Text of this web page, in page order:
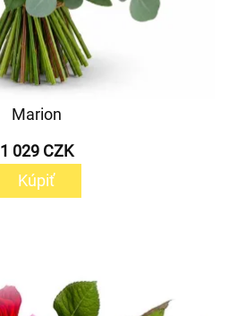
Marion
1 029 CZK
Kúpiť